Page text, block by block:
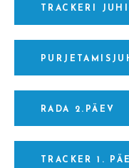
TRACKERI
RADA 2.PÄEV
TRACKER 1.